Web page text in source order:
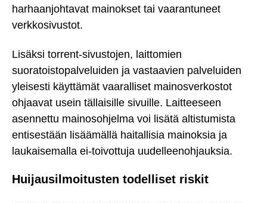
harhaanjohtavat mainokset tai vaarantuneet
verkkosivustot.
Lisäksi torrent-sivustojen, laittomien
suoratoistopalveluiden ja vastaavien palveluiden
yleisesti käyttämät vaaralliset mainosverkostot
ohjaavat usein tällaisille sivuille. Laitteeseen
asennettu mainosohjelma voi lisätä altistumista
entisestään lisäämällä haitallisia mainoksia ja
laukaisemalla ei-toivottuja uudelleenohjauksia.
Huijausilmoitusten todelliset riskit